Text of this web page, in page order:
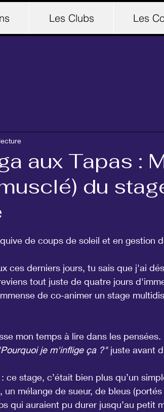
Les Clubs Les
aux Tapas :
du
de coups de soleil et en gestion
ces derniers jours, tu sais que j'ai
tout juste de quatre jours
de co-animer un stage
mon temps à lire dans les pensées.
je m'inflige ça ?" juste avant
ce stage, c’était bien plus qu’un
un mélange de sueur, de bleus
qui auraient pu durer jusqu’au petit